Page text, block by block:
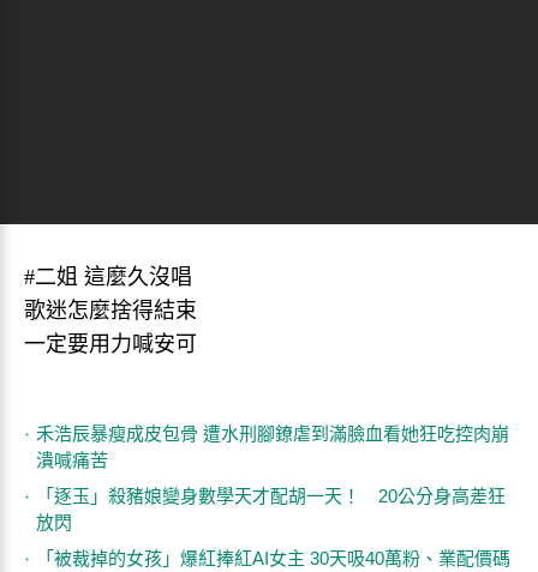
#二姐 這麼久沒唱
歌迷怎麼捨得結束
一定要用力喊安可
禾浩辰暴瘦成皮包骨 遭水刑腳鐐虐到滿臉血看她狂吃控肉崩
潰喊痛苦
「逐玉」殺豬娘變身數學天才配胡一天！ 20公分身高差狂
放閃
「被裁掉的女孩」爆紅捧紅AI女主 30天吸40萬粉、業配價碼